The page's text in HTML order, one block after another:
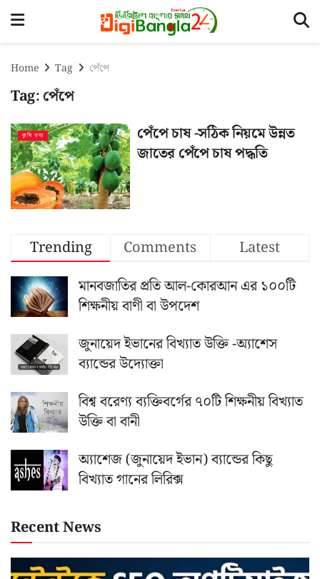
Home Tag পেঁপে
Tag:পেঁপে
কৃষি তথ্য
পেঁপে চাষ -সঠিক নিয়মে উন্নত
জাতের পেঁপে চাষ পদ্ধতি
Trending Comments
Latest
মানবজাতির প্রতি আল-কোরআন এর ১০০টি
শিক্ষনীয় বাণী বা উপদেশ
জুনায়েদ ইভানের বিখ্যাত উক্তি -অ্যাশেস
ব্যান্ডের উদ্যোক্তা
বিশ্ব বরেণ্য ব্যক্তিবর্গের ৭০টি শিক্ষনীয় বিখ্যাত
উক্তি বা বানী
অ্যাশেজ (জুনায়েদ ইভান) ব্যান্ডের কিছু
বিখ্যাত গানের লিরিক্স
Recent News